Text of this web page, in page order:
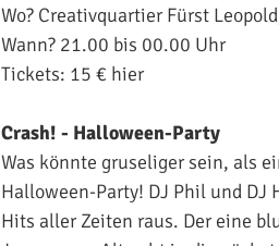
Wo? Creativquartier Fürst
Wann? 21.00 bis 00.00 Uhr
Tickets: 15 € hier
Crash! - Halloween-Party
Was könnte gruseliger sein, als
Halloween-Party! DJ Phil und DJ
Hits aller Zeiten raus. Der eine